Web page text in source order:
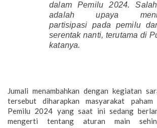
dalam Pemilu 2024.
adalah upaya
partisipasi pada pemilu
serentak nanti, terutama di
katanya.
Jumali menambahkan dengan kegiatan
tersebut diharapkan masyarakat
Pemilu 2024 yang saat ini sedang
mengerti tentang aturan main